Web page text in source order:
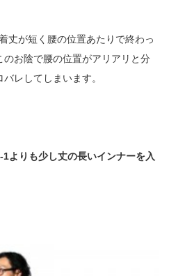
丈が短く腰の位置あたりで終わっ
お陰で腰の位置がアリアリと分
レしてしまいます。
1よりも少し丈の長いインナーを入